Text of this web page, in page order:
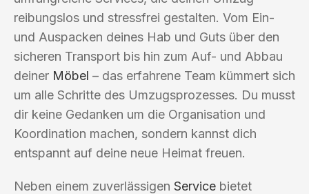
reibungslos und stressfrei gestalten. Vom Ein-
und Auspacken deines Hab und Guts über den
sicheren Transport bis hin zum Auf- und Abbau
deiner Möbel – das erfahrene Team kümmert sich
um alle Schritte des Umzugsprozesses. Du musst
dir keine Gedanken um die Organisation und
Koordination machen, sondern kannst dich
entspannt auf deine neue Heimat freuen.
Neben einem zuverlässigen Service bietet